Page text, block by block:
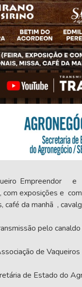
Empreendor
exposições e
café da manhã ,
pelo
de
de Estado do